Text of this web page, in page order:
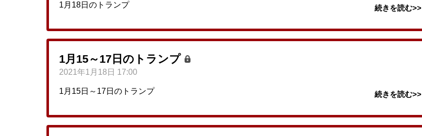
1月18日のトランプ 続きを読む>>
1月15～17日のトランプ
2021年1月18日 17:00
1月15日～17日のトランプ 続きを読む>>